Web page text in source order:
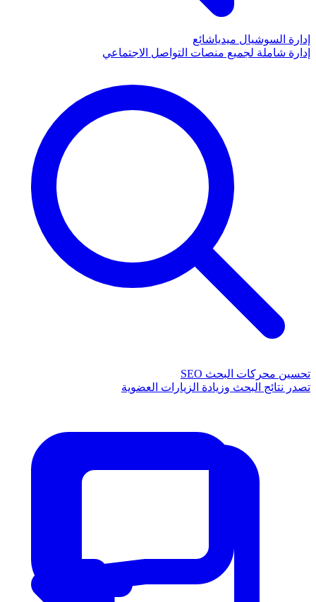
إدارة السوشيال ميدياشائع
إدارة شاملة لجميع منصات التواصل الاجتماعي
تحسين محركات البحث SEO
تصدر نتائج البحث وزيادة الزيارات العضوية